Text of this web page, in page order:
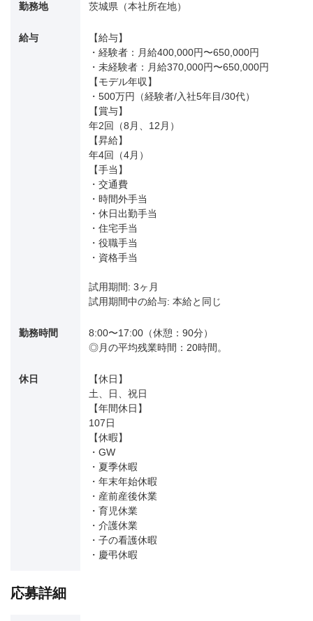
勤務地 茨城県（本社所在地）
給与
【給与】
・経験者：月給400,000円〜650,000円
・未経験者：月給370,000円〜650,000円
【モデル年収】
・500万円（経験者/入社5年目/30代）
【賞与】
年2回（8月、12月）
【昇給】
年4回（4月）
【手当】
・交通費
・時間外手当
・休日出勤手当
・住宅手当
・役職手当
・資格手当
試用期間: 3ヶ月
試用期間中の給与: 本給と同じ
勤務時間
8:00〜17:00（休憩：90分）
◎月の平均残業時間：20時間。
休日
【休日】
土、日、祝日
【年間休日】
107日
【休暇】
・GW
・夏季休暇
・年末年始休暇
・産前産後休業
・育児休業
・介護休業
・子の看護休暇
・慶弔休暇
応募詳細